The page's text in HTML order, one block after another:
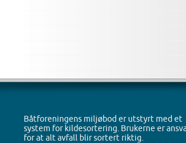
Båtforeningens miljøbod er utstyrt med et
system for kildesortering. Brukerne er
for at alt avfall blir sortert riktig.